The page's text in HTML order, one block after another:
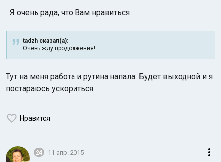
Я очень рада, что Вам нравиться
tadzh сказал(а):
Очень жду продолжения!
Тут на меня работа и рутина напала. Будет выходной и я
постараюсь ускориться .
Нравится
24 11 апр. 2015